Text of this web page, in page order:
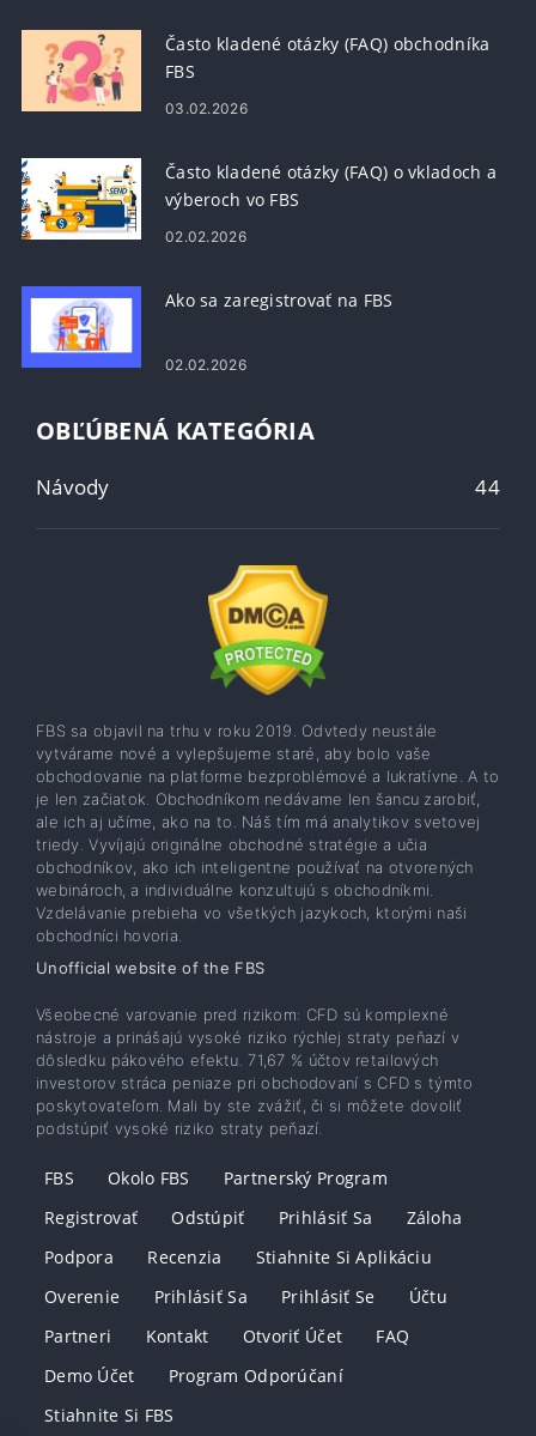
Často kladené otázky (FAQ) obchodníka
FBS
03.02.2026
Často kladené otázky (FAQ) o vkladoch a
výberoch vo FBS
02.02.2026
Ako sa zaregistrovať na FBS
02.02.2026
OBĽÚBENÁ KATEGÓRIA
Návody 44
FBS sa objavil na trhu v roku 2019. Odvtedy neustále
vytvárame nové a vylepšujeme staré, aby bolo vaše
obchodovanie na platforme bezproblémové a lukratívne. A to
je len začiatok. Obchodníkom nedávame len šancu zarobiť,
ale ich aj učíme, ako na to. Náš tím má analytikov svetovej
triedy. Vyvíjajú originálne obchodné stratégie a učia
obchodníkov, ako ich inteligentne používať na otvorených
webinároch, a individuálne konzultujú s obchodníkmi.
Vzdelávanie prebieha vo všetkých jazykoch, ktorými naši
obchodníci hovoria.
Unofficial website of the FBS
Všeobecné varovanie pred rizikom: CFD sú komplexné
nástroje a prinášajú vysoké riziko rýchlej straty peňazí v
dôsledku pákového efektu. 71,67 % účtov retailových
investorov stráca peniaze pri obchodovaní s CFD s týmto
poskytovateľom. Mali by ste zvážiť, či si môžete dovoliť
podstúpiť vysoké riziko straty peňazí.
FBS Okolo FBS
Partnerský Program
Registrovať
Odstúpiť Prihlásiť Sa
Záloha
Podpora
Recenzia
Stiahnite Si Aplikáciu
Overenie
Prihlásiť Sa Prihlásiť Se
Účtu
Partneri
Kontakt Otvoriť Účet
FAQ
Demo Účet
Program Odporúčaní
Stiahnite Si FBS